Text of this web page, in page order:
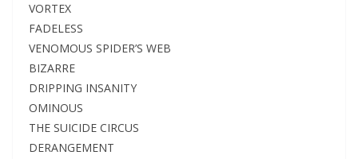
VORTEX
FADELESS
VENOMOUS SPIDER’S WEB
BIZARRE
DRIPPING INSANITY
OMINOUS
THE SUICIDE CIRCUS
DERANGEMENT